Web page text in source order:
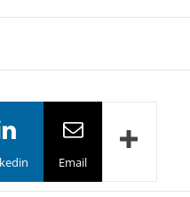
Email